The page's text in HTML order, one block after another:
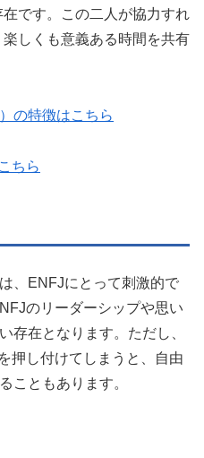
です。この二人が協力すれ
しくも意義ある時間を共有
の特徴はこちら
ちら
、ENFJにとって刺激的で
のリーダーシップや思い
存在となります。ただし、
押し付けてしまうと、自由
こともあります。